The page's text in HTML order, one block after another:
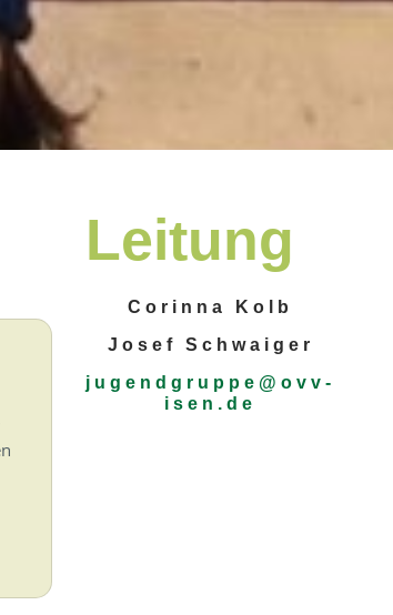
Leitung
Corinna Kolb
Josef Schwaiger
jugendgruppe@ovv-
isen.de